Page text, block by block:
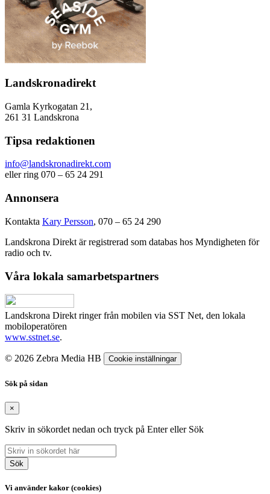
Landskronadirekt
Gamla Kyrkogatan 21,
261 31 Landskrona
Tipsa redaktionen
info@landskronadirekt.com
eller ring 070 – 65 24 291
Annonsera
Kontakta Kary Persson, 070 – 65 24 290
Landskrona Direkt är registrerad som databas hos Myndigheten för
radio och tv.
Våra lokala samarbetspartners
Landskrona Direkt ringer från mobilen via SST Net, den lokala
mobiloperatören
www.sstnet.se.
© 2026 Zebra Media HB Cookie inställningar
Sök på sidan
×
Skriv in sökordet nedan och tryck på Enter eller Sök
Sök
Vi använder kakor (cookies)